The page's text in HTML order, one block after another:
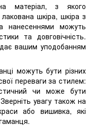
матеріал, з якого
шкіра, шкіра з
нанесеннями можуть
та довговічність.
вашим уподобанням
можуть бути різних
переваги за стилем:
чи може бути
увагу також на
або вишивка, які